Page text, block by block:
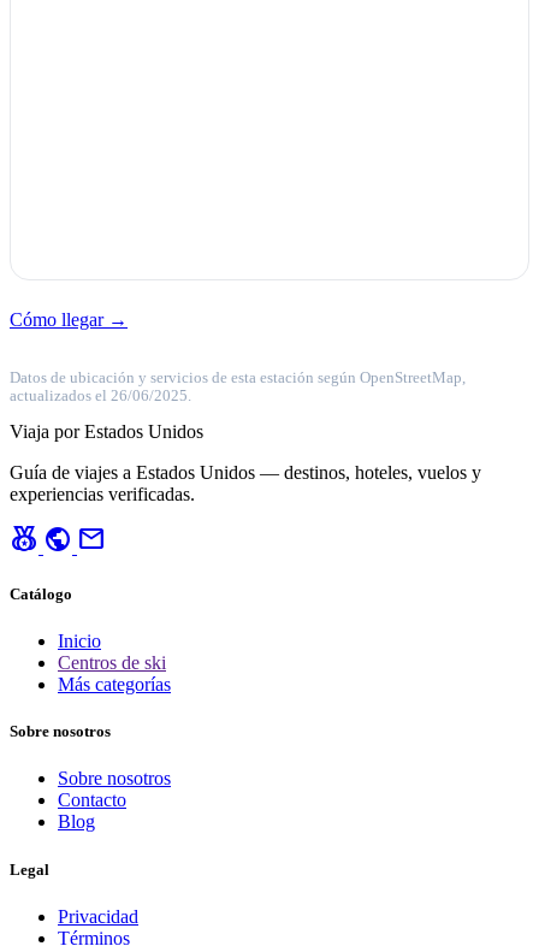
Cómo llegar →
Datos de ubicación y servicios de esta estación según OpenStreetMap,
actualizados el 26/06/2025.
Viaja por Estados Unidos
Guía de viajes a Estados Unidos — destinos, hoteles, vuelos y
experiencias verificadas.
social_leaderboard public mail
Catálogo
Inicio
Centros de ski
Más categorías
Sobre nosotros
Sobre nosotros
Contacto
Blog
Legal
Privacidad
Términos